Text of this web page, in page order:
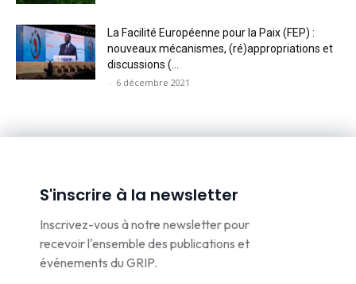
La Facilité Européenne pour la Paix (FEP) :
nouveaux mécanismes, (ré)appropriations et
discussions (...
- 6 décembre 2021
S'inscrire à la newsletter
Inscrivez-vous à notre newsletter pour
recevoir l'ensemble des publications et
événements du GRIP.